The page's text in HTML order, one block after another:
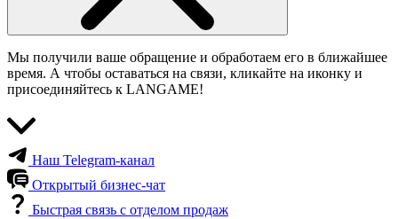
Мы получили ваше обращение и обработаем его в ближайшее
время. А чтобы оставаться на связи, кликайте на иконку и
присоединяйтесь к LANGAME!
Наш Telegram-канал
Открытый бизнес-чат
Быстрая связь с отделом продаж